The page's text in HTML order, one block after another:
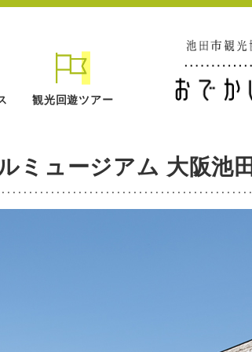
観光回遊ツアー
ミュージアム 大阪池田